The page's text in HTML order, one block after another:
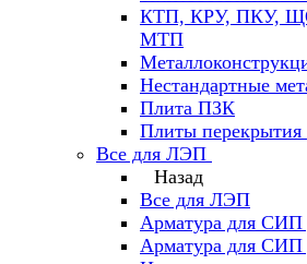
КТП, КРУ, ПКУ,
МТП
Нестандартные
Плита ПЗК
Плиты
Все для ЛЭП
Назад
Все для ЛЭП
Арматура для СИП
Арматура для СИП